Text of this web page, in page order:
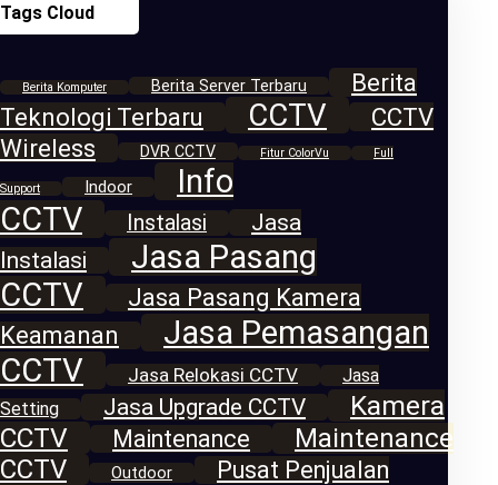
Tags Cloud
Berita Komputer Berita Server Terbaru
Berita
Teknologi Terbaru
CCTV
CCTV
Wireless
DVR CCTV Fitur ColorVu Full
Support Indoor
Info
CCTV
Instalasi
Jasa
Instalasi
Jasa Pasang
CCTV
Jasa Pasang Kamera
Keamanan
Jasa Pemasangan
CCTV
Jasa Relokasi CCTV
Jasa
Setting
Jasa Upgrade CCTV
Kamera
CCTV
Maintenance
Maintenance
CCTV
Outdoor
Pusat Penjualan